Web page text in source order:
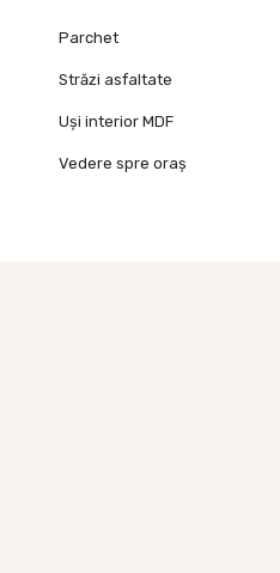
Parchet
Străzi asfaltate
Uși interior MDF
Vedere spre oraș